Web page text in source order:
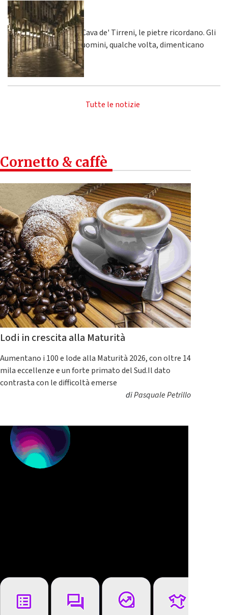
Cava de' Tirreni, le pietre ricordano. Gli
uomini, qualche volta, dimenticano
Tutte le notizie
Cornetto & caffè
Lodi in crescita alla Maturità
Aumentano i 100 e lode alla Maturità 2026, con oltre 14
mila eccellenze e un forte primato del Sud.Il dato
contrasta con le difficoltà emerse
diPasquale Petrillo